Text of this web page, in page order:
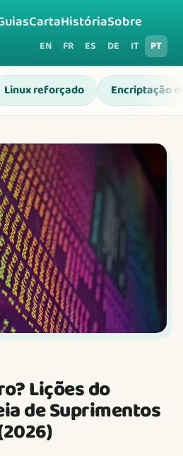
CartaHistóriaSobre
EN FR ES DE IT PT
Linux reforçado Encriptação
Lições do
de Suprimentos